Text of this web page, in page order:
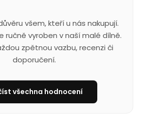
všem, kteří u nás nakupují.
ručně vyroben v naší malé dílně.
zpětnou vazbu, recenzi či
doporučení.
všechna hodnocení